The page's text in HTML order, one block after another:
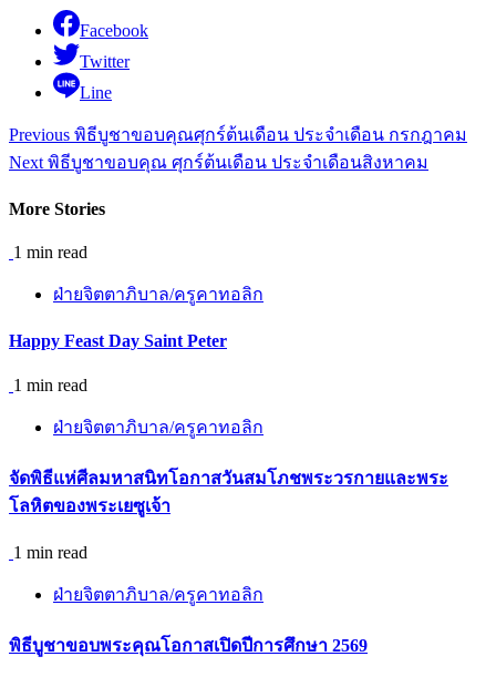
Facebook
Twitter
Line
Continue
Reading
Previous พิธีบูชาขอบคุณศุกร์ต้นเดือน ประจำเดือน กรกฎาคม
Next พิธีบูชาขอบคุณ ศุกร์ต้นเดือน ประจำเดือนสิงหาคม
More Stories
1 min read
ฝ่ายจิตตาภิบาล/ครูคาทอลิก
Happy Feast Day Saint Peter
1 min read
ฝ่ายจิตตาภิบาล/ครูคาทอลิก
จัดพิธีแห่ศีลมหาสนิทโอกาสวันสมโภชพระวรกายและพระ
โลหิตของพระเยซูเจ้า
1 min read
ฝ่ายจิตตาภิบาล/ครูคาทอลิก
พิธีบูชาขอบพระคุณโอกาสเปิดปีการศึกษา 2569